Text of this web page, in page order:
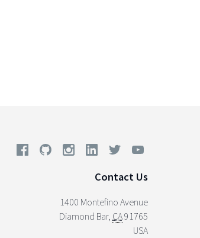
Contact Us
1400 Montefino Avenue
Diamond Bar, CA91765
USA